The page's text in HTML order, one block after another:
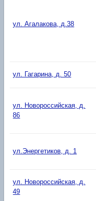
ул. Агалакова, д.38
ул. Гагарина, д. 50
ул. Новороссийская, д.
86
ул.Энергетиков, д. 1
ул. Новороссийская, д.
49